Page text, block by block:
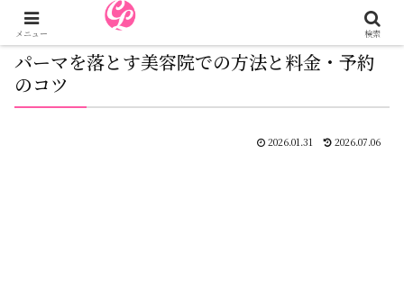
パーマを落とす美容院での方法と料金・予約
のコツ
2026.01.31 2026.07.06
メニュー 検索